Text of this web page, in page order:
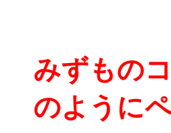
みずもの
のように